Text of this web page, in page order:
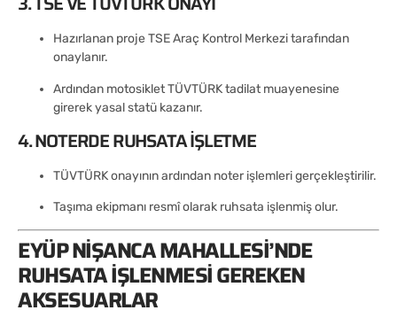
Hazırlanan proje TSE Araç Kontrol Merkezi tarafından
onaylanır.
Ardından motosiklet TÜVTÜRK tadilat muayenesine
girerek yasal statü kazanır.
4. NOTERDE RUHSATA İŞLETME
TÜVTÜRK onayının ardından noter işlemleri gerçekleştirilir.
Taşıma ekipmanı resmî olarak ruhsata işlenmiş olur.
EYÜP NIŞANCA MAHALLESI’NDE
RUHSATA İŞLENMESI GEREKEN
AKSESUARLAR